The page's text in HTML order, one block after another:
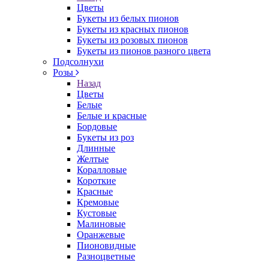
Цветы
Букеты из белых пионов
Букеты из красных пионов
Букеты из розовых пионов
Букеты из пионов разного цвета
Подсолнухи
Розы
Назад
Цветы
Белые
Белые и красные
Бордовые
Букеты из роз
Длинные
Желтые
Коралловые
Короткие
Красные
Кремовые
Кустовые
Малиновые
Оранжевые
Пионовидные
Разноцветные